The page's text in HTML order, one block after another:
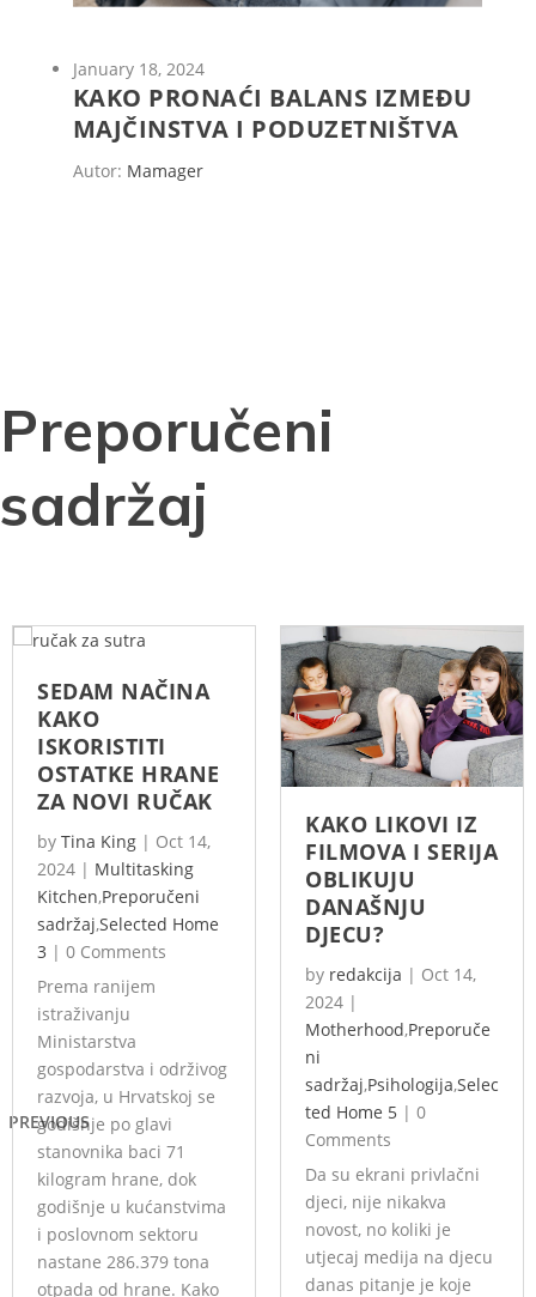
January 18, 2024
KAKO PRONAĆI BALANS IZMEĐU
MAJČINSTVA I PODUZETNIŠTVA
Autor: Mamager
Preporučeni
sadržaj
PREVIOUS
SEDAM NAČINA
KAKO
ISKORISTITI
OSTATKE HRANE
ZA NOVI RUČAK
by Tina King | Oct 14,
2024 | Multitasking
Kitchen,Preporučeni
sadržaj,Selected Home
3 | 0 Comments
Prema ranijem
istraživanju
Ministarstva
gospodarstva i održivog
razvoja, u Hrvatskoj se
godišnje po glavi
stanovnika baci 71
kilogram hrane, dok
godišnje u kućanstvima
i poslovnom sektoru
nastane 286.379 tona
otpada od hrane. Kako
KAKO LIKOVI IZ
FILMOVA I SERIJA
OBLIKUJU
DANAŠNJU
DJECU?
by redakcija | Oct 14,
2024 |
Motherhood,Preporuče
ni
sadržaj,Psihologija,Selec
ted Home 5 | 0
Comments
Da su ekrani privlačni
djeci, nije nikakva
novost, no koliki je
utjecaj medija na djecu
danas pitanje je koje